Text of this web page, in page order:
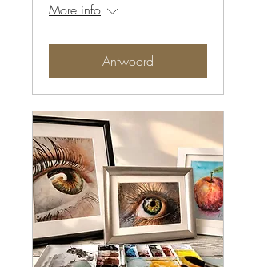
More info
Antwoord